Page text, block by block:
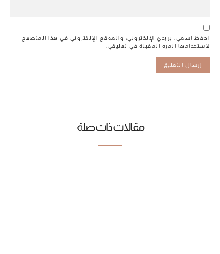
احفظ اسمي، بريدي الإلكتروني، والموقع الإلكتروني في هذا المتصفح
لاستخدامها المرة المقبلة في تعليقي.
مقالات ذات صلة